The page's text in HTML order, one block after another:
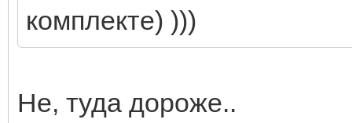
комплекте) )))
Не, туда дороже..